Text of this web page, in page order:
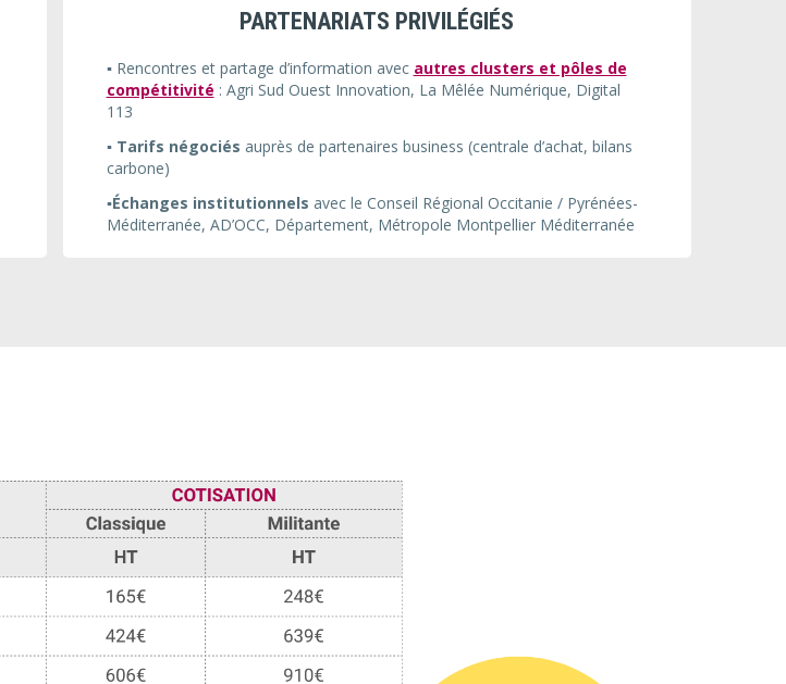
PARTENARIATS PRIVILÉGIÉS
▪️ Rencontres et partage d’information avec autres clusters et pôles de
compétitivité : Agri Sud Ouest Innovation, La Mêlée Numérique, Digital
113
▪️ Tarifs négociés auprès de partenaires business (centrale d’achat, bilans
carbone)
▪️Échanges institutionnels avec le Conseil Régional Occitanie / Pyrénées-
Méditerranée, AD’OCC, Département, Métropole Montpellier Méditerranée